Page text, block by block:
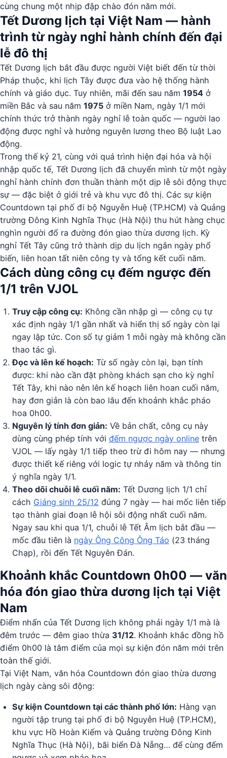
cùng chung một nhịp đập chào đón năm mới.
Tết Dương lịch tại Việt Nam — hành
trình từ ngày nghỉ hành chính đến đại
lễ đô thị
Tết Dương lịch bắt đầu được người Việt biết đến từ thời
Pháp thuộc, khi lịch Tây được đưa vào hệ thống hành
chính và giáo dục. Tuy nhiên, mãi đến sau năm 1954 ở
miền Bắc và sau năm 1975 ở miền Nam, ngày 1/1 mới
chính thức trở thành ngày nghỉ lễ toàn quốc — người lao
động được nghỉ và hưởng nguyên lương theo Bộ luật Lao
động.
Trong thế kỷ 21, cùng với quá trình hiện đại hóa và hội
nhập quốc tế, Tết Dương lịch đã chuyển mình từ một ngày
nghỉ hành chính đơn thuần thành một dịp lễ sôi động thực
sự — đặc biệt ở giới trẻ và khu vực đô thị. Các sự kiện
Countdown tại phố đi bộ Nguyễn Huệ (TP.HCM) và Quảng
trường Đông Kinh Nghĩa Thục (Hà Nội) thu hút hàng chục
nghìn người đổ ra đường đón giao thừa dương lịch. Kỳ
nghỉ Tết Tây cũng trở thành dịp du lịch ngắn ngày phổ
biến, liên hoan tất niên công ty và tổng kết cuối năm.
Cách dùng công cụ đếm ngược đến
1/1 trên VJOL
Truy cập công cụ: Không cần nhập gì — công cụ tự
xác định ngày 1/1 gần nhất và hiển thị số ngày còn lại
ngay lập tức. Con số tự giảm 1 mỗi ngày mà không cần
thao tác gì.
Đọc và lên kế hoạch: Từ số ngày còn lại, bạn tính
được: khi nào cần đặt phòng khách sạn cho kỳ nghỉ
Tết Tây, khi nào nên lên kế hoạch liên hoan cuối năm,
hay đơn giản là còn bao lâu đến khoảnh khắc pháo
hoa 0h00.
Nguyên lý tính đơn giản: Về bản chất, công cụ này
dùng cùng phép tính với đếm ngược ngày online trên
VJOL — lấy ngày 1/1 tiếp theo trừ đi hôm nay — nhưng
được thiết kế riêng với logic tự nhảy năm và thông tin
ý nghĩa ngày 1/1.
Theo dõi chuỗi lễ cuối năm: Tết Dương lịch 1/1 chỉ
cách Giáng sinh 25/12 đúng 7 ngày — hai mốc liên tiếp
tạo thành giai đoạn lễ hội sôi động nhất cuối năm.
Ngay sau khi qua 1/1, chuỗi lễ Tết Âm lịch bắt đầu —
mốc đầu tiên là ngày Ông Công Ông Táo (23 tháng
Chạp), rồi đến Tết Nguyên Đán.
Khoảnh khắc Countdown 0h00 — văn
hóa đón giao thừa dương lịch tại Việt
Nam
Điểm nhấn của Tết Dương lịch không phải ngày 1/1 mà là
đêm trước — đêm giao thừa 31/12. Khoảnh khắc đồng hồ
điểm 0h00 là tâm điểm của mọi sự kiện đón năm mới trên
toàn thế giới.
Tại Việt Nam, văn hóa Countdown đón giao thừa dương
lịch ngày càng sôi động:
Sự kiện Countdown tại các thành phố lớn: Hàng vạn
người tập trung tại phố đi bộ Nguyễn Huệ (TP.HCM),
khu vực Hồ Hoàn Kiếm và Quảng trường Đông Kinh
Nghĩa Thục (Hà Nội), bãi biển Đà Nẵng… để cùng đếm